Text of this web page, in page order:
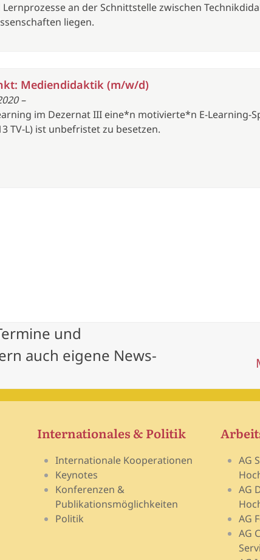
an der Schnittstelle zwischen
liegen.
Mediendidaktik (m/w/d)
–
im Dezernat III eine*n motivierte*n E-Learning-
TV-L) ist unbefristet zu besetzen.
und
auch eigene News-
Internationales & Politik
Internationale Kooperationen
Keynotes
Konferenzen &
Publikationsmöglichkeiten
Politik
AG
AG
AG
AG